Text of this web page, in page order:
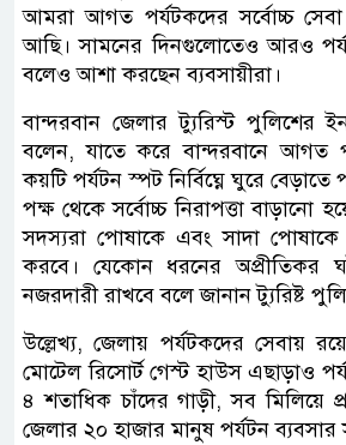
আমরা আগত পর্যটকদের সর্বোচ্চ
আছি। সামনের দিনগুলোতেও আরও
বলেও আশা করছেন ব্যবসায়ীরা।
বান্দরবান জেলার ট্যুরিস্ট পুলিশের
বলেন, যাতে করে বান্দরবানে আগত
কয়টি পর্যটন স্পট নির্বিঘ্নে ঘুরে
পক্ষ থেকে সর্বোচ্চ নিরাপত্তা বাড়ানো
সদস্যরা পোষাকে এবং সাদা পোষাকে
করবে। যেকোন ধরনের অপ্রীতিকর
নজরদারী রাখবে বলে জানান ট্যুরিষ্ট
উল্লেখ্য, জেলায় পর্যটকদের সেবায়
মোটেল রিসোর্ট গেস্ট হাউস এছাড়াও
৪ শতাধিক চাঁদের গাড়ী, সব মিলিয়ে
জেলার ২০ হাজার মানুষ পর্যটন ব্যবসার